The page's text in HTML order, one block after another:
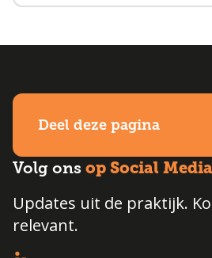
Deel deze pagina
Volg ons op Social Media
Updates uit de praktijk.
relevant.